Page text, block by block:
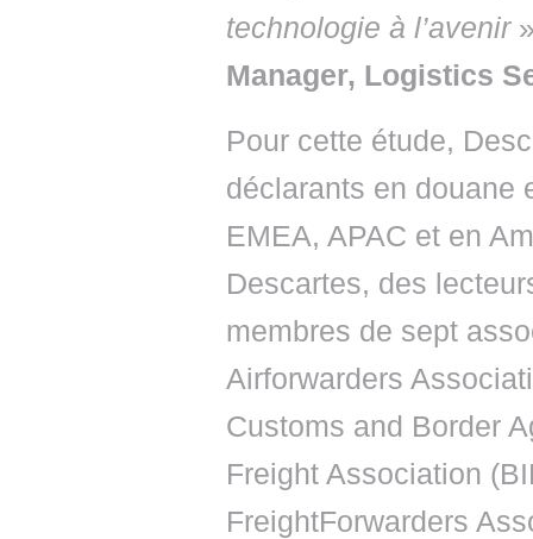
technologie à l’avenir
Manager, Logistics
Pour cette étude,
déclarants en douane
EMEA, APAC et en
Descartes, des
membres de sept
Airforwarders
Customs and Border
Freight Association
FreightForwarders